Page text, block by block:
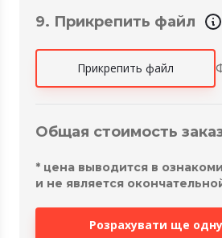
9. Прикрепить файл
Прикрепить файл
Общая стоимость
* цена выводится в
и не является
Розрахувати ще